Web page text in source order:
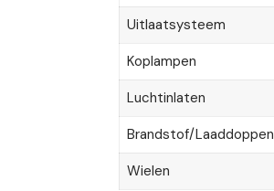
Uitlaatsysteem
Koplampen
Luchtinlaten
Brandstof/Laaddoppen
Wielen